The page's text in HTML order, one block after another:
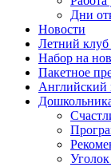
Дни
Новости
Летний клуб
Набор на
Пакетное
Английский
Уголок